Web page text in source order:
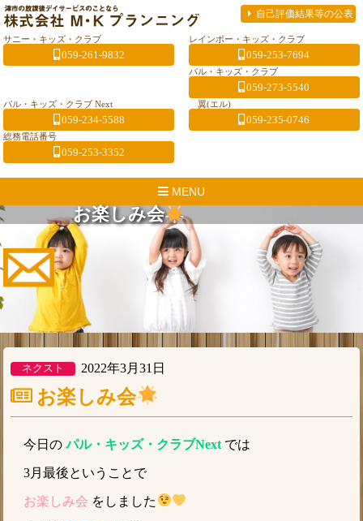
自己評価結果等の公表
サニー・キッズ・クラブ
059-261-9832
レインボー・キッズ・クラブ
059-253-7694
パル・キッズ・クラブ
059-273-5540
パル・キッズ・クラブ Next
059-234-5588
翼(エル)
059-235-0746
総務電話番号
059-253-3352
MENU
お楽しみ会
ネクスト 2022年3月31日
お楽しみ会
今日のパル・キッズ・クラブNext では
3月最後ということで
お楽しみ会 をしました